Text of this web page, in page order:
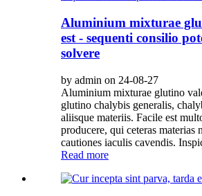
Aluminium mixturae
est - sequenti consilio
solvere
by admin on 24-08-27
Aluminium mixturae glutino
glutino chalybis generalis,
aliisque materiis. Facile est
producere, qui ceteras materias
cautiones iaculis cavendis.
Read more